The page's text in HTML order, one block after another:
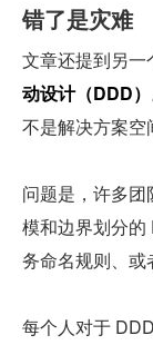
错了是灾难
文章还提到另一
动设计（DDD）
不是解决方案空
问题是，许多团
模和边界划分
务命名规则、或
每个人对于